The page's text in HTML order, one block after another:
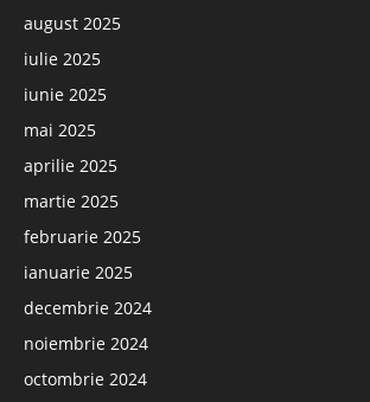
august 2025
iulie 2025
iunie 2025
mai 2025
aprilie 2025
martie 2025
februarie 2025
ianuarie 2025
decembrie 2024
noiembrie 2024
octombrie 2024